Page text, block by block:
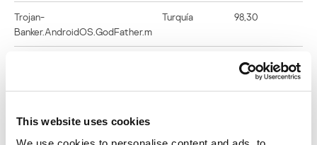
This website uses cookies
Trojan-
Banker.AndroidOS.GodFather.m
Turquía 98,30
98,21
Spy.AndroidOS.SmsThief.vb